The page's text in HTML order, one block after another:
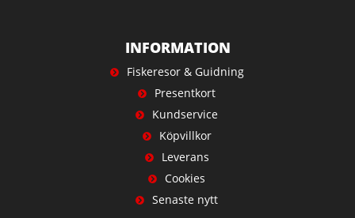
INFORMATION
Fiskeresor & Guidning
Presentkort
Kundservice
Köpvillkor
Leverans
Cookies
Senaste nytt